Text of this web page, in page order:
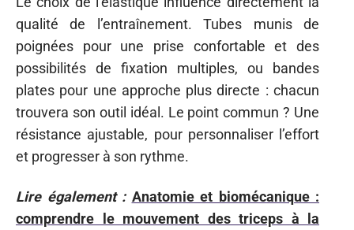
qualité de l’entraînement. Tubes munis de
poignées pour une prise confortable et des
possibilités de fixation multiples, ou bandes
plates pour une approche plus directe : chacun
trouvera son outil idéal. Le point commun ? Une
résistance ajustable, pour personnaliser l’effort
et progresser à son rythme.
Lire également : Anatomie et biomécanique :
comprendre le mouvement des triceps à la